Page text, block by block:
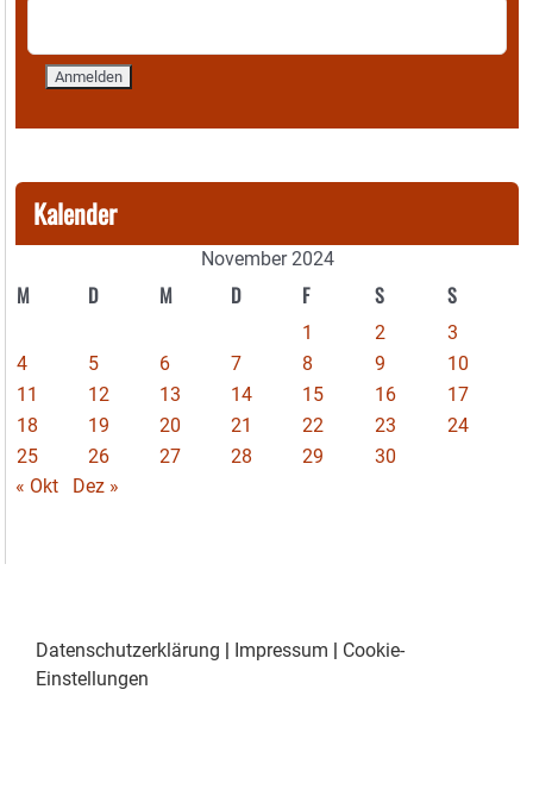
Kalender
November 2024
M D M D F S S
1 2
3
4
5 6 7 8 9
10
11
12 13 14 15 16
17
18
19 20 21 22 23
24
25
26 27 28 29
30
« Okt
Dez »
Datenschutzerklärung | Impressum | Cookie-
Einstellungen